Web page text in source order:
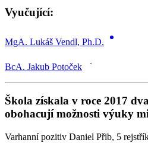
Vyučující:
MgA. Lukáš Vendl, Ph.D.
BcA. Jakub Potoček
Škola získala v roce 2017
obohacují možnosti výuky
Varhanní pozitiv Daniel Přib, 5